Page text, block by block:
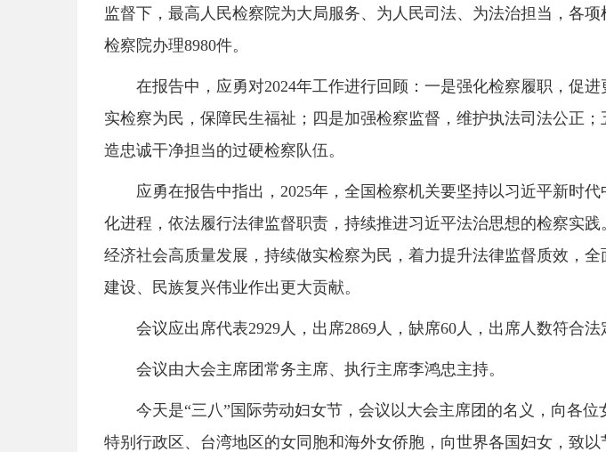
监督下，最高人民检察院为大局服务、为人民司法、为法治担当，各
检察院办理8980件。
在报告中，应勇对2024年工作进行回顾：一是强化检察履职，促
实检察为民，保障民生福祉；四是加强检察监督，维护执法司法公正
造忠诚干净担当的过硬检察队伍。
应勇在报告中指出，2025年，全国检察机关要坚持以习近平新时
化进程，依法履行法律监督职责，持续推进习近平法治思想的检察实
经济社会高质量发展，持续做实检察为民，着力提升法律监督质效，
建设、民族复兴伟业作出更大贡献。
会议应出席代表2929人，出席2869人，缺席60人，出席人数符合法
会议由大会主席团常务主席、执行主席李鸿忠主持。
今天是“三八”国际劳动妇女节，会议以大会主席团的名义，向各
特别行政区、台湾地区的女同胞和海外女侨胞，向世界各国妇女，致以